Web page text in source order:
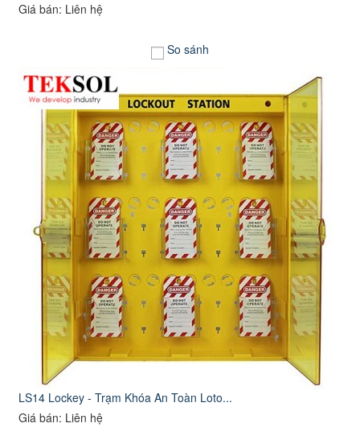
Giá bán: Liên hệ
So sánh
LS14 Lockey - Trạm Khóa An Toàn Loto...
Giá bán: Liên hệ